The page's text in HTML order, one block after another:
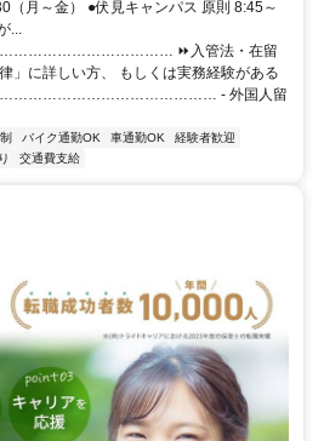
（月～金） ●伏見キャンパス 原則 8:45～
...
⏩⼊管法・在留
」に詳しい⽅、 もしくは実務経験がある
- 外国人留
バイク通勤OK 車通勤OK
経験者歓迎
交通費支給